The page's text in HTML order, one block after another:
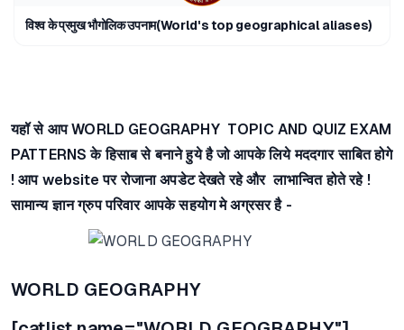
विश्व के प्रमुख भौगोलिक उपनाम(World's top geographical aliases)
यहॉ से आप WORLD GEOGRAPHY TOPIC AND QUIZ EXAM
PATTERNS के हिसाब से बनाने हुये है जो आपके लिये मददगार साबित होगे
! आप website पर रोजाना अपडेट देखते रहे और लाभान्वित होते रहे !
सामान्य ज्ञान ग्रुप परिवार आपके सहयोग मे अग्रसर है -​
WORLD GEOGRAPHY